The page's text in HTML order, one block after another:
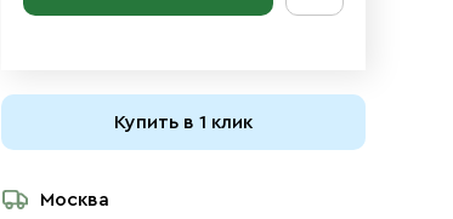
Купить в 1 клик
Москва